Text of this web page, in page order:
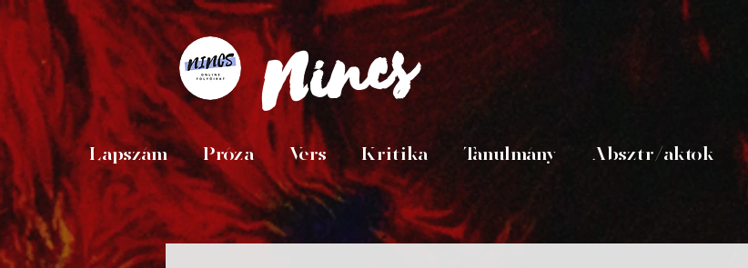
Nincs
Lapszám Próza Vers Kritika Tanulmány Absztr/aktok